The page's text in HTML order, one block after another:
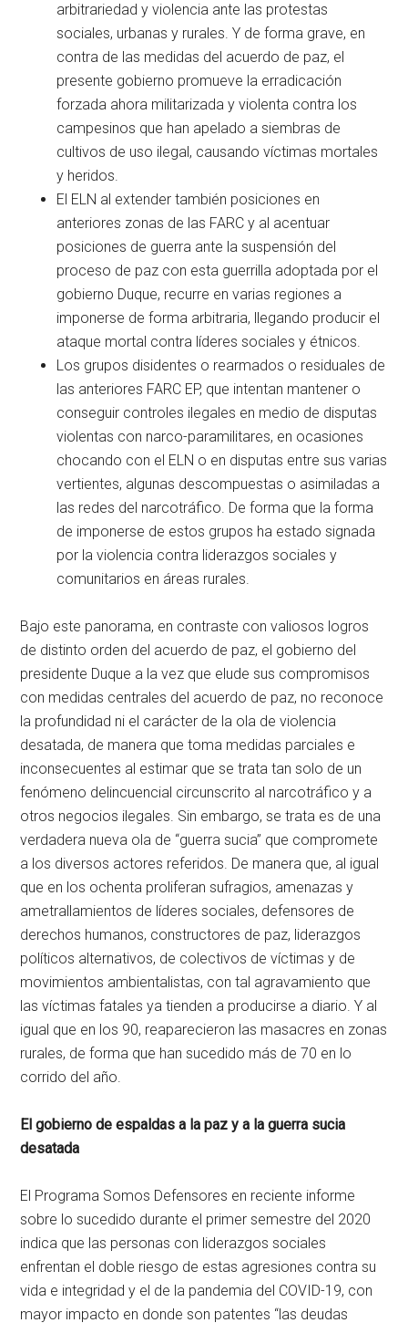
arbitrariedad y violencia ante las protestas
sociales, urbanas y rurales. Y de forma grave, en
contra de las medidas del acuerdo de paz, el
presente gobierno promueve la erradicación
forzada ahora militarizada y violenta contra los
campesinos que han apelado a siembras de
cultivos de uso ilegal, causando víctimas mortales
y heridos.
El ELN al extender también posiciones en
anteriores zonas de las FARC y al acentuar
posiciones de guerra ante la suspensión del
proceso de paz con esta guerrilla adoptada por el
gobierno Duque, recurre en varias regiones a
imponerse de forma arbitraria, llegando producir el
ataque mortal contra líderes sociales y étnicos.
Los grupos disidentes o rearmados o residuales de
las anteriores FARC EP, que intentan mantener o
conseguir controles ilegales en medio de disputas
violentas con narco-paramilitares, en ocasiones
chocando con el ELN o en disputas entre sus varias
vertientes, algunas descompuestas o asimiladas a
las redes del narcotráfico. De forma que la forma
de imponerse de estos grupos ha estado signada
por la violencia contra liderazgos sociales y
comunitarios en áreas rurales.
Bajo este panorama, en contraste con valiosos logros
de distinto orden del acuerdo de paz, el gobierno del
presidente Duque a la vez que elude sus compromisos
con medidas centrales del acuerdo de paz, no reconoce
la profundidad ni el carácter de la ola de violencia
desatada, de manera que toma medidas parciales e
inconsecuentes al estimar que se trata tan solo de un
fenómeno delincuencial circunscrito al narcotráfico y a
otros negocios ilegales. Sin embargo, se trata es de una
verdadera nueva ola de “guerra sucia” que compromete
a los diversos actores referidos. De manera que, al igual
que en los ochenta proliferan sufragios, amenazas y
ametrallamientos de líderes sociales, defensores de
derechos humanos, constructores de paz, liderazgos
políticos alternativos, de colectivos de víctimas y de
movimientos ambientalistas, con tal agravamiento que
las víctimas fatales ya tienden a producirse a diario. Y al
igual que en los 90, reaparecieron las masacres en zonas
rurales, de forma que han sucedido más de 70 en lo
corrido del año.
El gobierno de espaldas a la paz y a la guerra sucia
desatada
El Programa Somos Defensores en reciente informe
sobre lo sucedido durante el primer semestre del 2020
indica que las personas con liderazgos sociales
enfrentan el doble riesgo de estas agresiones contra su
vida e integridad y el de la pandemia del COVID-19, con
mayor impacto en donde son patentes “las deudas